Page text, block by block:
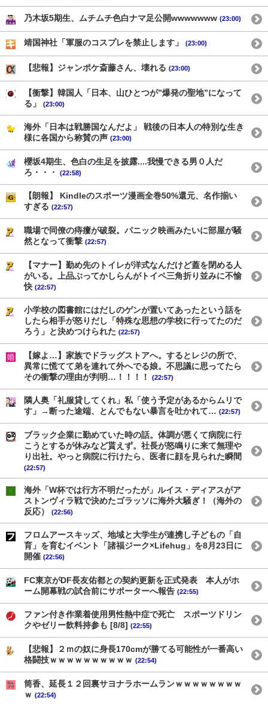
乃木坂5期生、ムチムチ色白ナマ足公開wwwwwww (23:00)
靖国神社「軍服のコスプレを禁止します」 (23:00)
【悲報】ジャンポケ斎藤さん、壊れる (23:00)
【衝撃】韓国人「日本、山ひとつが”爆発の聖地”になって
る」
(23:00)
海外「日本は戦勝国なんだよ」 戦後の日本人の特別な生き
様に各国から称賛の声 (23:00)
櫻坂4期生、色白の生足を披露....我慢できる男０人だ
ろ・・・
(22:58)
【朗報】 Kindleのスポーツ漫画全巻50%還元、名作揃い
すぎる (22:57)
職場で同僚の痔瘻が破裂。パニック映画みたいに部屋が騒
然となって衝撃 (22:57)
【マナー】勤め先のトイレが洋式なんだけど蓋を閉める人
がいる。上品ぶってかしらんがトイペ三角折り並みに不愉
快 (22:57)
小学校の図書館にはだしのゲンが置いてあったという話を
したら相手が怒りだし「特殊な思想の学校に行ってたのだ
ろう」と決めつけられた (22:57)
【嫁よ…】家族でドラッグストアへ。するとレジの所で、
異常に慌てて弟を連れて外へでる娘。不思議に思ってたら
その衝撃の理由が判明…！！！！
(22:57)
隣人奥「礼服貸してくれ」私「使う予定があるからムリで
す」→断った途端、とんでもない暴言を吐かれて… (22:57)
ブラック企業に勤めていた時の話。体調が悪くて病院に行
こうとするが休みなど貰えず。社長が怒鳴りに来て無理や
り出社。やっと病院に行けたら、医者に顔を見られた瞬間
(22:57)
海外「W杯では行方不明だったが」ルイス・ディアスがア
ストンヴィラ戦で決めたゴラッソに海外大騒ぎ！（海外の
反応）
(22:56)
フロムアースキッズ、地域と大学生が連携し子どもの「自
育」を育むイベント「諸福ジーク×Lifehug」を8月23日に
開催 (22:56)
FC東京がDF長友佑都との契約更新を正式発表 本人がホ
ーム開幕戦の試合前にサポーターへ報告 (22:55)
ファン付き作業着使用男性熱中症で死亡 スポーツドリン
クやゼリー飲料持参も [8/8] (22:55)
【悲報】２ｍの奴に身長170cmが勝てる可能性が一番高い
格闘技ｗｗｗｗｗｗｗｗｗｗ (22:54)
筒香、延長１２回裏サヨナラホームランｗｗｗｗｗｗｗｗ
ｗ (22:54)